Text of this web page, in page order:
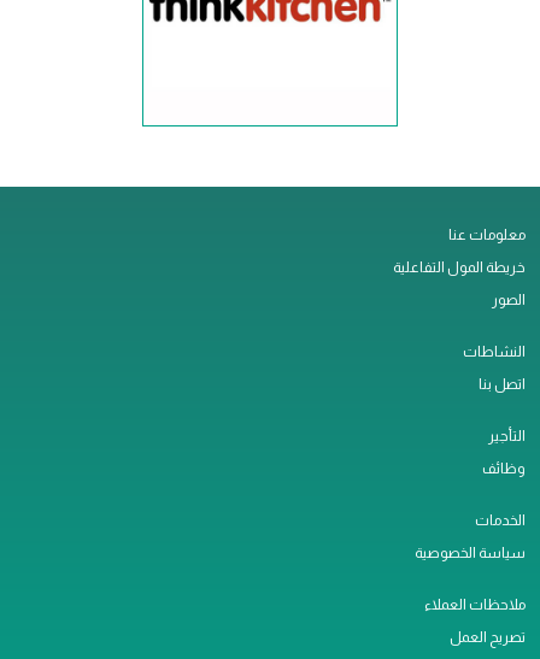
معلومات عنا
خريطة المول التفاعلية
الصور
النشاطات
اتصل بنا
التأجير
وظائف
الخدمات
سياسة الخصوصية
ملاحظات العملاء
تصريح العمل